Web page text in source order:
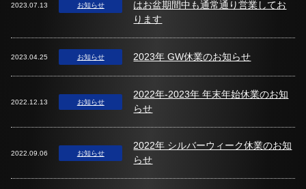
2023.07.13 お知らせ
はお盆期間中も通常通り営業してお
ります
2023.04.25 お知らせ 2023年 GW休業のお知らせ
2022.12.13 お知らせ
2022年-2023年 年末年始休業のお知
らせ
2022.09.06 お知らせ
2022年 シルバーウィーク休業のお知
らせ